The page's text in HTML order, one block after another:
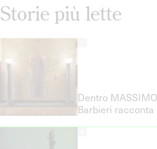
Storie più lette
Dentro
Barbieri racconta